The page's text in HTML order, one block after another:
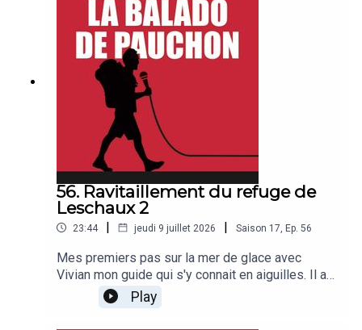
56. Ravitaillement du refuge de
Leschaux 2
23:44 | jeudi 9 juillet 2026 | Saison 17 Ep. 56
Mes premiers pas sur la mer de glace avec
Vivian mon guide qui s'y connait en aiguilles. Il a
skié les 82 sommets des Alpes de plus de 4000
mètres, tout est sur son site vivianbruchet.com.
Play